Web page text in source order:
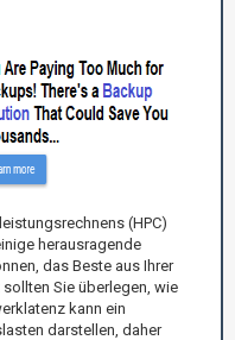
(HPC)
herausragende
das Beste aus Ihrer
Sie überlegen, wie
kann ein
darstellen, daher